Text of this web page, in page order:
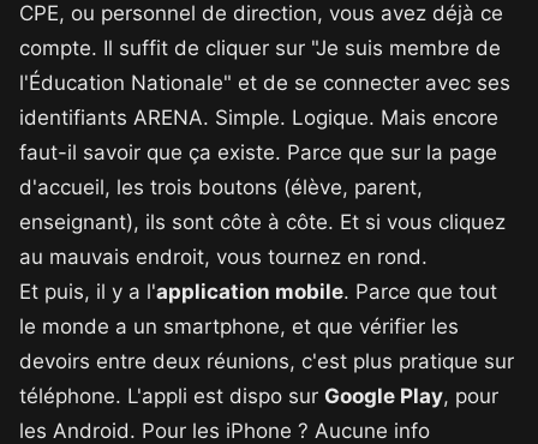
CPE, ou personnel de direction, vous avez déjà ce
compte. Il suffit de cliquer sur "Je suis membre de
l'Éducation Nationale" et de se connecter avec ses
identifiants ARENA. Simple. Logique. Mais encore
faut-il savoir que ça existe. Parce que sur la page
d'accueil, les trois boutons (élève, parent,
enseignant), ils sont côte à côte. Et si vous cliquez
au mauvais endroit, vous tournez en rond.
Et puis, il y a l'application mobile. Parce que tout
le monde a un smartphone, et que vérifier les
devoirs entre deux réunions, c'est plus pratique sur
téléphone. L'appli est dispo sur Google Play, pour
les Android. Pour les iPhone ? Aucune info